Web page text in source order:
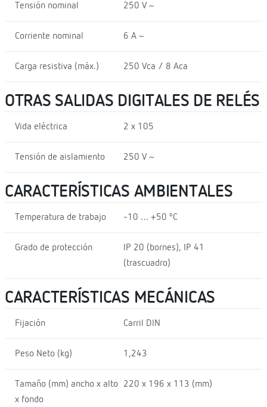
Tensión nominal 250 V ~
Corriente nominal 6 A ~
Carga resistiva (máx.) 250 Vca / 8 Aca
OTRAS SALIDAS DIGITALES DE RELÉS
Vida eléctrica 2 x 105
Tensión de aislamiento 250 V ~
CARACTERÍSTICAS AMBIENTALES
Temperatura de trabajo -10 … +50 ºC
Grado de protección
IP 20 (bornes), IP 41
(trascuadro)
CARACTERÍSTICAS MECÁNICAS
Fijación Carril DIN
Peso Neto (kg) 1,243
Tamaño (mm) ancho x alto
x fondo
220 x 196 x 113 (mm)